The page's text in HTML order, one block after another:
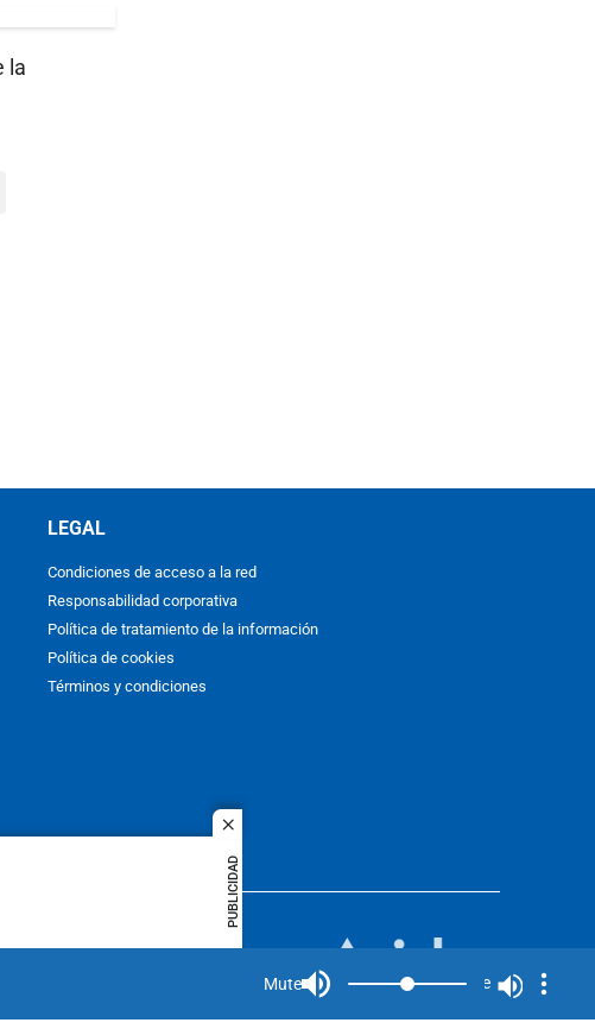
close
PUBLICIDAD
la
LEGAL
Condiciones de acceso a la red
Responsabilidad corporativa
Política de tratamiento de la información
Política de cookies
Términos y condiciones
a cualquier idioma
All rights
Mute Mute